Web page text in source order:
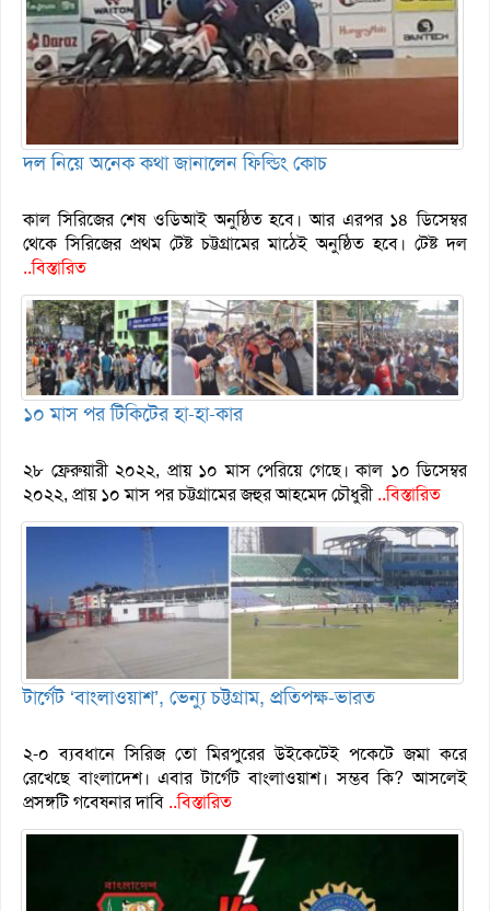
দল নিয়ে অনেক কথা জানালেন ফিল্ডিং কোচ
কাল সিরিজের শেষ ওডিআই অনুষ্ঠিত হবে। আর এরপর ১৪ ডিসেম্বর
থেকে সিরিজের প্রথম টেষ্ট চট্টগ্রামের মাঠেই অনুষ্ঠিত হবে। টেষ্ট দল
..বিস্তারিত
১০ মাস পর টিকিটের হা-হা-কার
২৮ ফ্রেরুয়ারী ২০২২, প্রায় ১০ মাস পেরিয়ে গেছে। কাল ১০ ডিসেম্বর
২০২২, প্রায় ১০ মাস পর চট্টগ্রামের জহুর আহমেদ চৌধুরী..বিস্তারিত
টার্গেট ‘বাংলাওয়াশ’, ভেন্যু চট্টগ্রাম, প্রতিপক্ষ-ভারত
২-০ ব্যবধানে সিরিজ তো মিরপুরের উইকেটেই পকেটে জমা করে
রেখেছে বাংলাদেশ। এবার টার্গেট বাংলাওয়াশ। সম্ভব কি? আসলেই
প্রসঙ্গটি গবেষনার দাবি ..বিস্তারিত